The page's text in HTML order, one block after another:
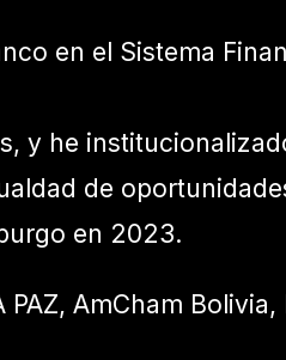
en el Sistema
y he
de
en 2023.
AmCham Bolivia,